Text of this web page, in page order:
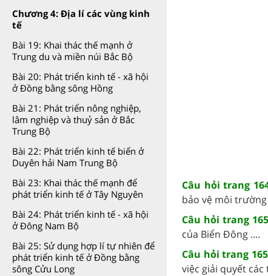
Chương 4: Địa lí các vùng kinh
tế
Bài 19: Khai thác thế mạnh ở
Trung du và miền núi Bắc Bộ
Bài 20: Phát triển kinh tế - xã hội
ở Đồng bằng sông Hồng
Bài 21: Phát triển nông nghiệp,
lâm nghiệp và thuỷ sản ở Bắc
Trung Bộ
Bài 22: Phát triển kinh tế biển ở
Duyên hải Nam Trung Bộ
Bài 23: Khai thác thế mạnh để
phát triển kinh tế ở Tây Nguyên
Bài 24: Phát triển kinh tế - xã hội
ở Đông Nam Bộ
Bài 25: Sử dụng hợp lí tự nhiên để
phát triển kinh tế ở Đồng bằng
sông Cửu Long
Câu hỏi trang
bảo vệ môi trường
Câu hỏi trang
của Biển Đông ....
Câu hỏi trang
việc giải quyết